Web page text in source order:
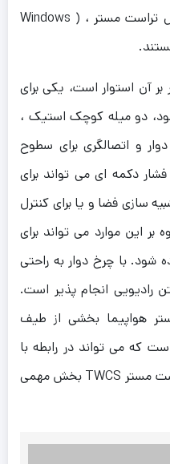
عامل های مورد پشتیبانی در تراتل تراست مستر ، ( Windows
آن استوار است، یکی برای
دو میله کوچک استیک ،
و اتصالگری برای سطوح
دکمه ای می تواند برای
سازی فضا و یا برای کنترل
این موارد می تواند برای
شود. با چرخ دوار به راحتی
رادیویی انجام پذیر است.
هواپیما بخشی از طیف
که می تواند در رابطه با
یکدیگر استفاده شود و تراتل تراست مستر TWCS بخش مهمی